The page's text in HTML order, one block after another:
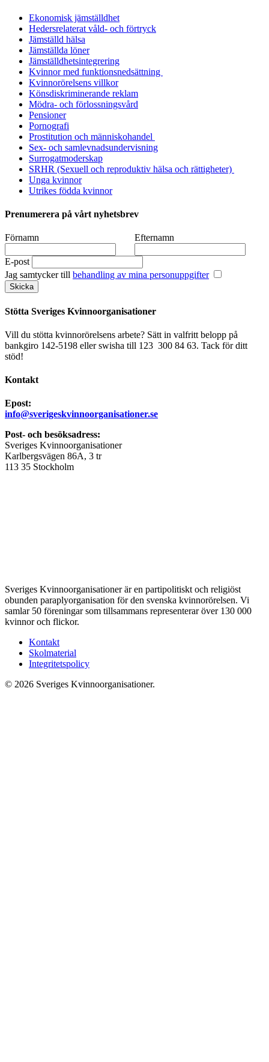
Ekonomisk jämställdhet
Hedersrelaterat våld- och förtryck
Jämställd hälsa
Jämställda löner
Jämställdhetsintegrering
Kvinnor med funktionsnedsättning
Kvinnorörelsens villkor
Könsdiskriminerande reklam
Mödra- och förlossningsvård
Pensioner
Pornografi
Prostitution och människohandel
Sex- och samlevnadsundervisning
Surrogatmoderskap
SRHR (Sexuell och reproduktiv hälsa och rättigheter)
Unga kvinnor
Utrikes födda kvinnor
Prenumerera på vårt nyhetsbrev
Förnamn Efternamn
E-post
Jag samtycker till behandling av mina personuppgifter
Stötta Sveriges Kvinnoorganisationer
Vill du stötta kvinnorörelsens arbete? Sätt in valfritt belopp på
bankgiro 142-5198 eller swisha till 123 300 84 63. Tack för ditt
stöd!
Kontakt
Epost:
info@sverigeskvinnoorganisationer.se
Post- och besöksadress:
Sveriges Kvinnoorganisationer
Karlbergsvägen 86A, 3 tr
113 35 Stockholm
Sveriges Kvinnoorganisationer är en partipolitiskt och religiöst
obunden paraplyorganisation för den svenska kvinnorörelsen. Vi
samlar 50 föreningar som tillsammans representerar över 130 000
kvinnor och flickor.
Kontakt
Skolmaterial
Integritetspolicy
© 2026 Sveriges Kvinnoorganisationer.